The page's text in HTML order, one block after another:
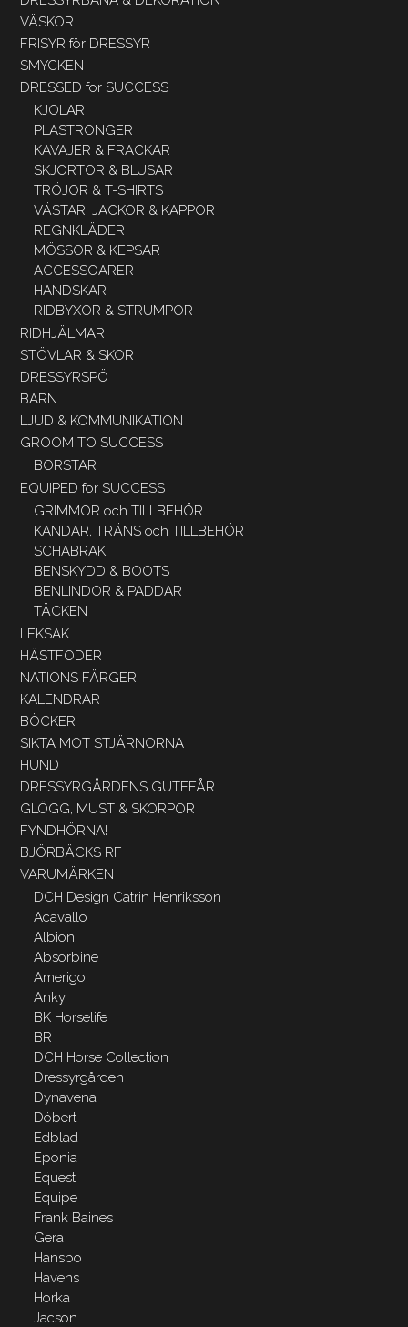
VÄSKOR
FRISYR för DRESSYR
SMYCKEN
DRESSED for SUCCESS
KJOLAR
PLASTRONGER
KAVAJER & FRACKAR
SKJORTOR & BLUSAR
TRÖJOR & T-SHIRTS
VÄSTAR, JACKOR & KAPPOR
REGNKLÄDER
MÖSSOR & KEPSAR
ACCESSOARER
HANDSKAR
RIDBYXOR & STRUMPOR
RIDHJÄLMAR
STÖVLAR & SKOR
DRESSYRSPÖ
BARN
LJUD & KOMMUNIKATION
GROOM TO SUCCESS
BORSTAR
EQUIPED for SUCCESS
GRIMMOR och TILLBEHÖR
KANDAR, TRÄNS och TILLBEHÖR
SCHABRAK
BENSKYDD & BOOTS
BENLINDOR & PADDAR
TÄCKEN
LEKSAK
HÄSTFODER
NATIONS FÄRGER
KALENDRAR
BÖCKER
SIKTA MOT STJÄRNORNA
HUND
DRESSYRGÅRDENS GUTEFÅR
GLÖGG, MUST & SKORPOR
FYNDHÖRNA!
BJÖRBÄCKS RF
VARUMÄRKEN
DCH Design Catrin Henriksson
Acavallo
Albion
Absorbine
Amerigo
Anky
BK Horselife
BR
DCH Horse Collection
Dressyrgården
Dynavena
Döbert
Edblad
Eponia
Equest
Equipe
Frank Baines
Gera
Hansbo
Havens
Horka
Jacson